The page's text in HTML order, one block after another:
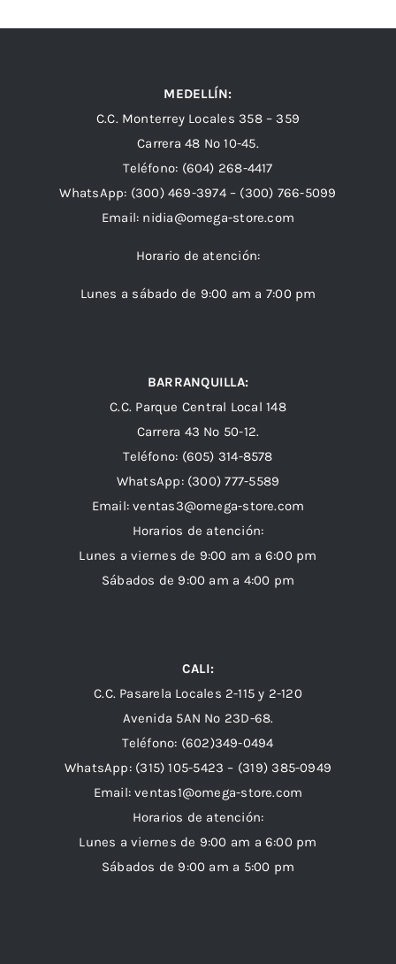
MEDELLÍN:
C.C. Monterrey Locales 358 – 359
Carrera 48 Nº 10-45.
Teléfono: (604) 268-4417
WhatsApp: (300) 469-3974 – (300) 766-5099
Email: nidia@omega-store.com
Horario de atención:
Lunes a sábado de 9:00 am a 7:00 pm
BARRANQUILLA:
C.C. Parque Central Local 148
Carrera 43 Nº 50-12.
Teléfono: (605) 314-8578
WhatsApp: (300) 777-5589
Email: ventas3@omega-store.com
Horarios de atención:
Lunes a viernes de 9:00 am a 6:00 pm
Sábados de 9:00 am a 4:00 pm
CALI:
C.C. Pasarela Locales 2-115 y 2-120
Avenida 5AN Nº 23D-68.
Teléfono: (602)349-0494
WhatsApp: (315) 105-5423 – (319) 385-0949
Email:ventas1@omega-store.com
Horarios de atención:
Lunes a viernes de 9:00 am a 6:00 pm
Sábados de 9:00 am a 5:00 pm